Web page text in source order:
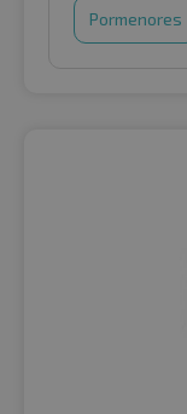
Pormenores